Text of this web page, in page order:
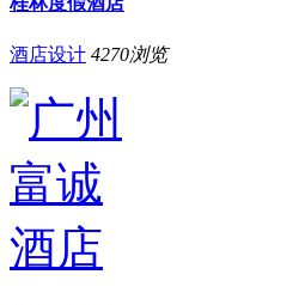
酒店设计 4270浏览